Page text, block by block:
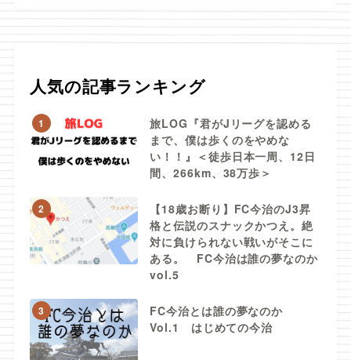
人気の記事ランキング
1
旅LOG『君がJリーグを認める
まで、僕は歩くのをやめな
い！！』＜徒歩日本一周、12日
間、266km、38万歩＞
2
【18歳お断り】FC今治のJ3昇
格と伝説のスナックかつえ。絶
対に負けられない戦いがそこに
ある。 FC今治は誰の夢なのか
vol.5
3
FC今治とは誰の夢なのか
Vol.1 はじめての今治